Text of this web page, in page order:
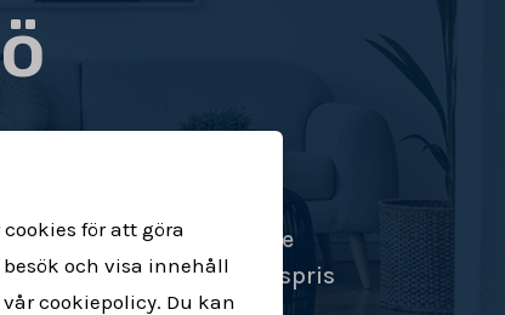
bostad
& tryggt
Få högre
försäljningspris
för att göra
och visa innehåll
cookiepolicy. Du kan